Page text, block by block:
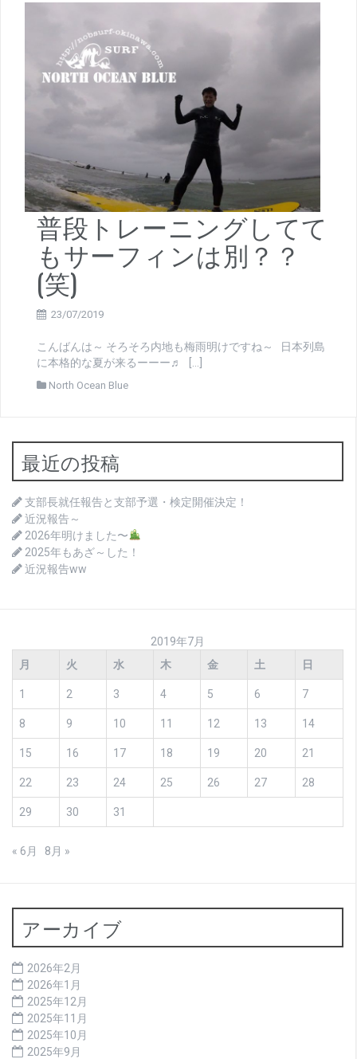
普段トレーニングしてて
もサーフィンは別？？
(笑)
23/07/2019
こんばんは～ そろそろ内地も梅雨明けですね～ 日本列島
に本格的な夏が来るーーー♬ […]
North Ocean Blue
最近の投稿
支部長就任報告と支部予選・検定開催決定！
近況報告～
2026年明けました〜
2025年もあざ～した！
近況報告ww
2019年7月
月
火 水 木 金 土 日
1 2 3 4 5 6 7
8 9 10 11 12 13 14
15 16 17 18 19 20 21
22 23 24 25 26 27 28
29 30 31
« 6月 8月 »
アーカイブ
2026年2月
2026年1月
2025年12月
2025年11月
2025年10月
2025年9月